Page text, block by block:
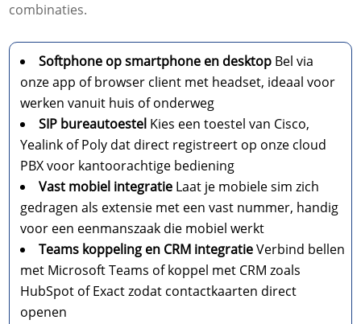
combinaties.
Softphone op smartphone en desktop Bel via
onze app of browser client met headset, ideaal voor
werken vanuit huis of onderweg
SIP bureautoestel Kies een toestel van Cisco,
Yealink of Poly dat direct registreert op onze cloud
PBX voor kantoorachtige bediening
Vast mobiel integratie Laat je mobiele sim zich
gedragen als extensie met een vast nummer, handig
voor een eenmanszaak die mobiel werkt
Teams koppeling en CRM integratieVerbind bellen
met Microsoft Teams of koppel met CRM zoals
HubSpot of Exact zodat contactkaarten direct
openen